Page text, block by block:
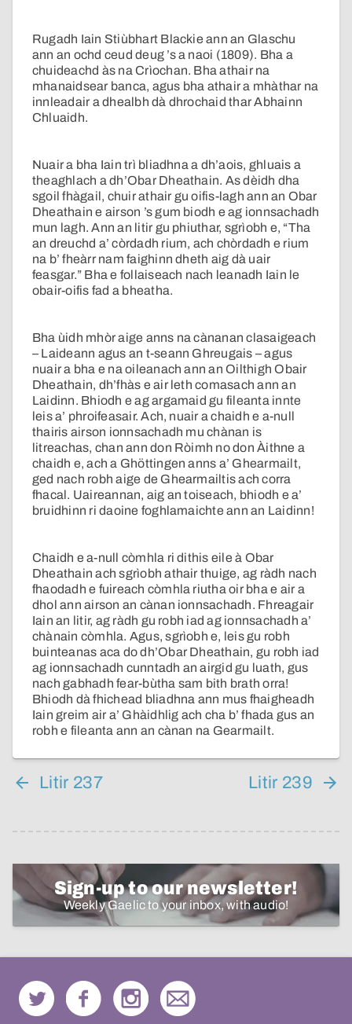
Rugadh Iain Stiùbhart Blackie ann an Glaschu
ann an ochd ceud deug ’s a naoi (1809). Bha a
chuideachd às na Crìochan. Bha athair na
mhanaidsear banca, agus bha athair a mhàthar na
innleadair a dhealbh dà dhrochaid thar Abhainn
Chluaidh.
Nuair a bha Iain trì bliadhna a dh’aois, ghluais a
theaghlach a dh’Obar Dheathain. As dèidh dha
sgoil fhàgail, chuir athair gu oifis-lagh ann an Obar
Dheathain e airson ’s gum biodh e ag ionnsachadh
mun lagh. Ann an litir gu phiuthar, sgrìobh e, “Tha
an dreuchd a’ còrdadh rium, ach chòrdadh e rium
na b’ fheàrr nam faighinn dheth aig dà uair
feasgar.” Bha e follaiseach nach leanadh Iain le
obair-oifis fad a bheatha.
Bha ùidh mhòr aige anns na cànanan clasaigeach
– Laideann agus an t-seann Ghreugais – agus
nuair a bha e na oileanach ann an Oilthigh Obair
Dheathain, dh’fhàs e air leth comasach ann an
Laidinn. Bhiodh e ag argamaid gu fileanta innte
leis a’ phroifeasair. Ach, nuair a chaidh e a-null
thairis airson ionnsachadh mu chànan is
litreachas, chan ann don Ròimh no don Àithne a
chaidh e, ach a Ghöttingen anns a’ Ghearmailt,
ged nach robh aige de Ghearmailtis ach corra
fhacal. Uaireannan, aig an toiseach, bhiodh e a’
bruidhinn ri daoine foghlamaichte ann an Laidinn!
Chaidh e a-null còmhla ri dithis eile à Obar
Dheathain ach sgrìobh athair thuige, ag ràdh nach
fhaodadh e fuireach còmhla riutha oir bha e air a
dhol ann airson an cànan ionnsachadh. Fhreagair
Iain an litir, ag ràdh gu robh iad ag ionnsachadh a’
chànain còmhla. Agus, sgrìobh e, leis gu robh
buinteanas aca do dh’Obar Dheathain, gu robh iad
ag ionnsachadh cunntadh an airgid gu luath, gus
nach gabhadh fear-bùtha sam bith brath orra!
Bhiodh dà fhichead bliadhna ann mus fhaigheadh
Iain greim air a’ Ghàidhlig ach cha b’ fhada gus an
robh e fileanta ann an cànan na Gearmailt.
Litir 237 Litir 239
Sign-up to our newsletter!
Weekly Gaelic to your inbox, with audio!